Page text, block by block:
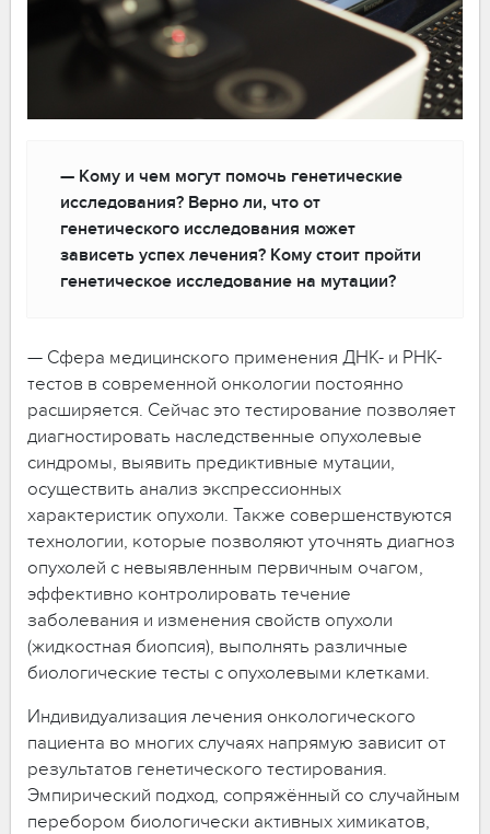
— Кому и чем могут помочь генетические
исследования? Верно ли, что от
генетического исследования может
зависеть успех лечения? Кому стоит пройти
генетическое исследование на мутации?
— Сфера медицинского применения ДНК- и РНК-
тестов в современной онкологии постоянно
расширяется. Сейчас это тестирование позволяет
диагностировать наследственные опухолевые
синдромы, выявить предиктивные мутации,
осуществить анализ экспрессионных
характеристик опухоли. Также совершенствуются
технологии, которые позволяют уточнять диагноз
опухолей с невыявленным первичным очагом,
эффективно контролировать течение
заболевания и изменения свойств опухоли
(жидкостная биопсия), выполнять различные
биологические тесты с опухолевыми клетками.
Индивидуализация лечения онкологического
пациента во многих случаях напрямую зависит от
результатов генетического тестирования.
Эмпирический подход, сопряжённый со случайным
перебором биологически активных химикатов,